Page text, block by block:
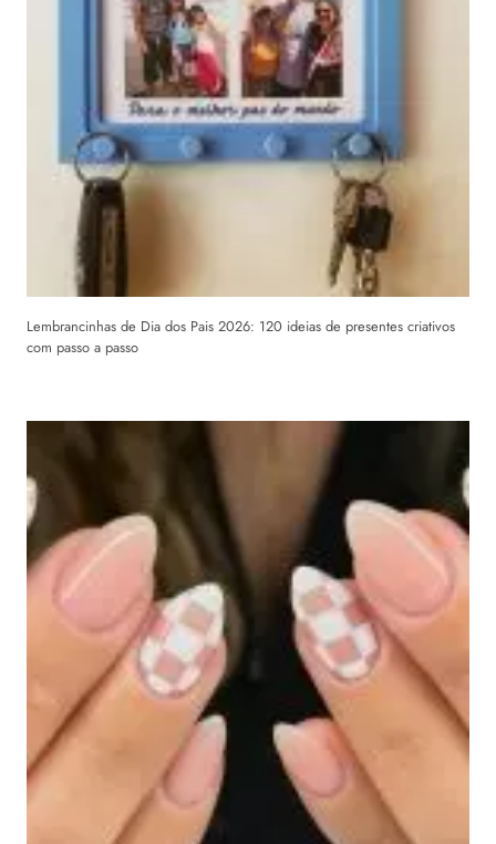
Lembrancinhas de Dia dos Pais 2026: 120 ideias de presentes criativos
com passo a passo